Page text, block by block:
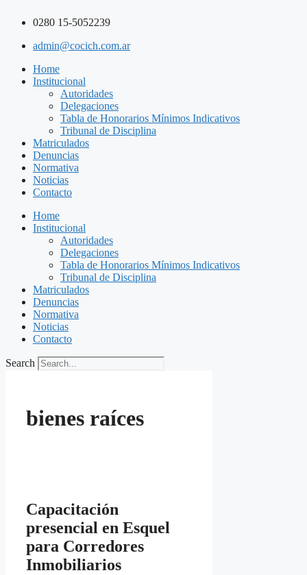
0280 15-5052239
admin@cocich.com.ar
Home
Institucional
Autoridades
Delegaciones
Tabla de Honorarios Mínimos Indicativos
Tribunal de Disciplina
Matriculados
Denuncias
Normativa
Noticias
Contacto
Home
Institucional
Autoridades
Delegaciones
Tabla de Honorarios Mínimos Indicativos
Tribunal de Disciplina
Matriculados
Denuncias
Normativa
Noticias
Contacto
Search
bienes raíces
Capacitación
presencial en Esquel
para Corredores
Inmobiliarios